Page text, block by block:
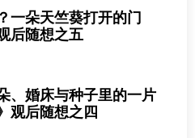
一朵天竺葵打开的门
后随想之五
、婚床与种子里的一片
后随想之四